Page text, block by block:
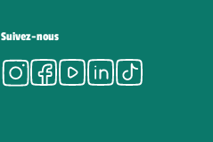
Suivez-nous
Instagram
Facebook
Youtube
LinkedIn
Tiktok